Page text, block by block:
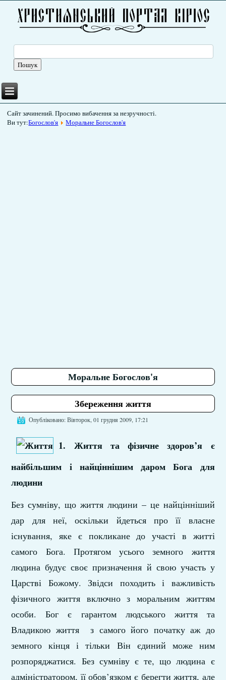
Сайт зачинений. Просимо вибачення за незручності.
Ви тут:Богослов'я Моральне Богослов'я
Моральне Богослов'я
Збереження життя
Опубліковано: Вівторок, 01 грудня 2009, 17:21
1. Життя та фізичне здоров’я є
найбільшим і найціннішим даром Бога для
людини
Без сумніву, що життя людини – це найцінніший
дар для неї, оскільки йдеться про її власне
існування, яке є покликане до участі в житті
самого Бога. Протягом усього земного життя
людина будує своє призначення й свою участь у
Царстві Божому. Звідси походить і важливість
фізичного життя включно з моральним життям
особи. Бог є гарантом людського життя та
Владикою життя з самого його початку аж до
земного кінця і тільки Він єдиний може ним
розпоряджатися. Без сумніву є те, що людина є
адміністратором, її обов’язком є берегти життя, але